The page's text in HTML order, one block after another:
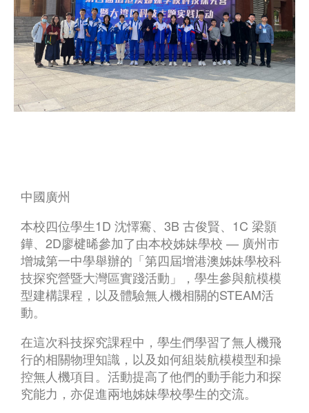
中國廣州
本校四位學生1D 沈懌騫、3B 古俊賢、1C 梁顥
鏵、2D廖楗晞參加了由本校姊妹學校 — 廣州市
增城第一中學舉辦的「第四屆增港澳姊妹學校科
技探究營暨大灣區實踐活動」，學生參與航模模
型建構課程，以及體驗無人機相關的STEAM活
動。
在這次科技探究課程中，學生們學習了無人機飛
行的相關物理知識，以及如何組裝航模模型和操
控無人機項目。活動提高了他們的動手能力和探
究能力，亦促進兩地姊妹學校學生的交流。